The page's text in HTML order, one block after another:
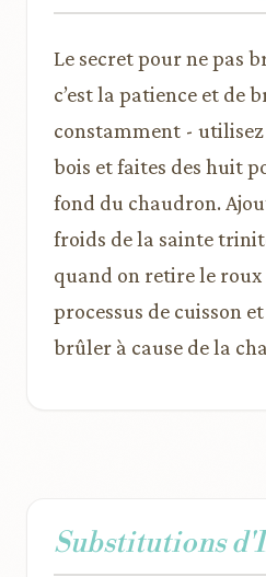
Le secret pour ne pas
c’est la patience et de
constamment -
bois et faites des huit
fond du chaudron.
froids de la sainte
quand on retire le
processus de cuisson
brûler à cause de la
Substitutions